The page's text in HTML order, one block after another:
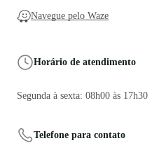
Navegue pelo Waze
Horário de atendimento
Segunda à sexta: 08h00 às 17h30
Telefone para contato